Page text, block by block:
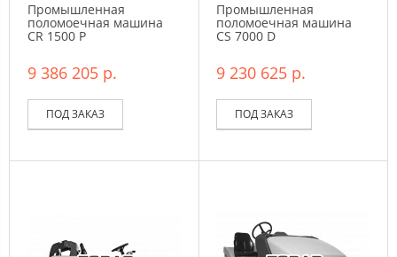
Промышленная
поломоечная машина
CR 1500 P
9 386 205 р.
ПОД ЗАКАЗ
Промышленная
поломоечная машина
CS 7000 D
9 230 625 р.
ПОД ЗАКАЗ